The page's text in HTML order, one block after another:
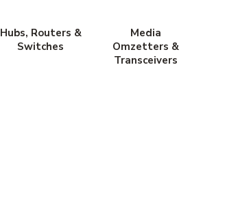
Hubs, Routers &
Switches
Media
Omzetters &
Transceivers